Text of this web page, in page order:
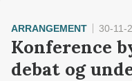
ARRANGEMENT 30-11-
Konference
debat og